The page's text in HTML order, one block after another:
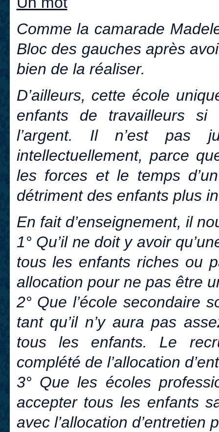
Comme la camarade
Bloc des gauches après
bien de la réaliser.
D’ailleurs, cette école
enfants de travailleurs si
l’argent. Il n’est pas
intellectuellement, parce
les forces et le temps
détriment des enfants plus
En fait d’enseignement, il
1° Qu’il ne doit y avoir
tous les enfants riches ou
allocation pour ne pas être
2° Que l’école secondaire
tant qu’il n’y aura pas
tous les enfants. Le
complété de l’allocation
3° Que les écoles
accepter tous les enfants
avec l’allocation d’entretien